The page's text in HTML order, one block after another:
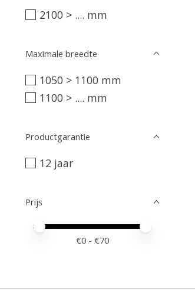
2100 > .... mm
Maximale breedte
1050 > 1100 mm
1100 > .... mm
Productgarantie
12 jaar
Prijs
Minimale prijswaarde
Price maximum value
€0 - €70